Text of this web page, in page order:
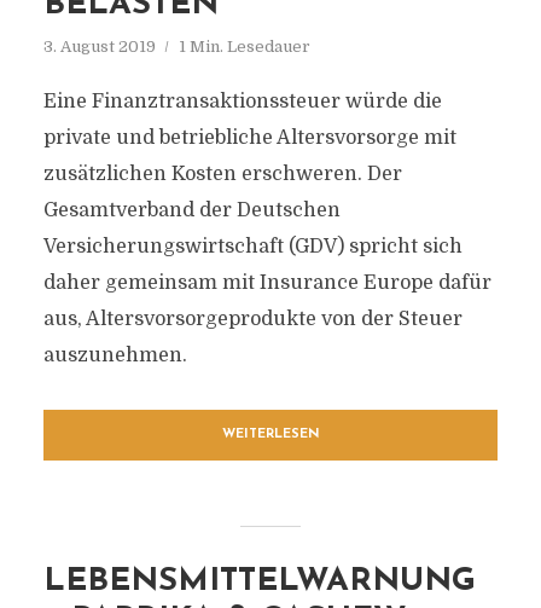
3. August 2019 1 Min. Lesedauer
Eine Finanztransaktionssteuer würde die
private und betriebliche Altersvorsorge mit
zusätzlichen Kosten erschweren. Der
Gesamtverband der Deutschen
Versicherungswirtschaft (GDV) spricht sich
daher gemeinsam mit Insurance Europe dafür
aus, Altersvorsorgeprodukte von der Steuer
auszunehmen.
WEITERLESEN
LEBENSMITTELWARNUNG